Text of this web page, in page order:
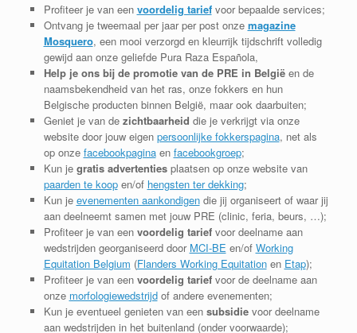
Profiteer je van een voordelig tariefvoor bepaalde services;
Ontvang je tweemaal per jaar per post onze magazine
Mosquero, een mooi verzorgd en kleurrijk tijdschrift volledig
gewijd aan onze geliefde Pura Raza Española,
Help je ons bij de promotie van de PRE in Belgiëen de
naamsbekendheid van het ras, onze fokkers en hun
Belgische producten binnen België, maar ook daarbuiten;
Geniet je van de zichtbaarheid die je verkrijgt via onze
website door jouw eigen persoonlijke fokkerspagina, net als
op onze facebookpaginaen facebookgroep;
Kun je gratis advertentiesplaatsen op onze website van
paarden te koopen/of hengsten ter dekking;
Kun je evenementen aankondigendie jij organiseert of waar jij
aan deelneemt samen met jouw PRE (clinic, feria, beurs, …);
Profiteer je van een voordelig tariefvoor deelname aan
wedstrijden georganiseerd door MCI-BE en/of Working
Equitation Belgium (Flanders Working Equitationen Etap);
Profiteer je van een voordelig tariefvoor de deelname aan
onze morfologiewedstrijdof andere evenementen;
Kun je eventueel genieten van een subsidievoor deelname
aan wedstrijden in het buitenland (onder voorwaarde);